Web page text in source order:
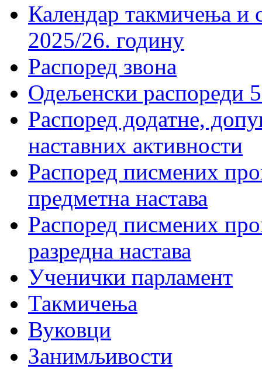
Календар такмичења
2025/26. годину
Распоред звона
Одељенски распореди
Распоред додатне,
наставних активности
Распоред писмених
предметна настава
Распоред писмених
разредна настава
Ученички парламент
Такмичења
Вуковци
Занимљивости